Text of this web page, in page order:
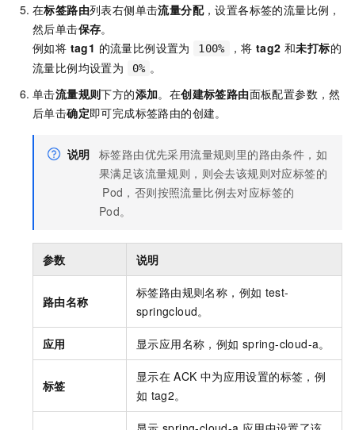
在标签路由列表右侧单击流量分配，设置各标签的流量比例，
然后单击保存。
例如将 tag1 的流量比例设置为 100% ，将tag2 和未打标的
流量比例均设置为
0% 。
单击流量规则下方的添加。在创建标签路由面板配置参数，然
后单击确定即可完成标签路由的创建。
说明 标签路由优先采用流量规则里的路由条件，如
果满足该流量规则，则会去该规则对应标签的
Pod，否则按照流量比例去对应标签的
Pod。
参数 说明
路由名称
标签路由规则名称，例如 test-
springcloud。
应用 显示应用名称，例如 spring-cloud-a。
标签
显示在 ACK 中为应用设置的标签，例
如 tag2。